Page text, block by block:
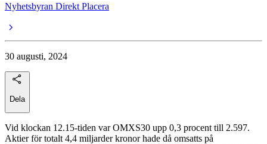
Nyhetsbyran Direkt Placera
30 augusti, 2024
Dela
Vid klockan 12.15-tiden var OMXS30 upp 0,3 procent till 2.597.
Aktier för totalt 4,4 miljarder kronor hade då omsatts på